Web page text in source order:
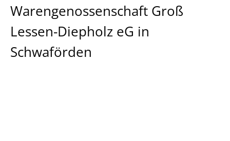
Warengenossenschaft Groß
Lessen-Diepholz eG in
Schwaförden